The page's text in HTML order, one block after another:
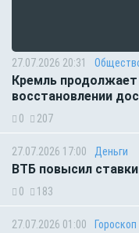
27.07.2026 20:31
Кремль
восстановлении
0 207
27.07.2026 17:00 Деньги
ВТБ повысил
0 183
27.07.2026 01:00 Гороскоп